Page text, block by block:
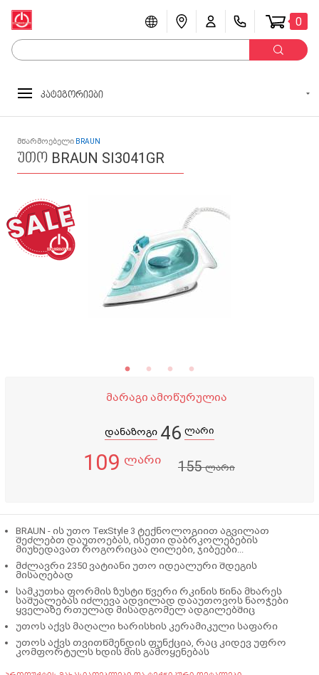
0
კატეგორიები
მწარმოებელი BRAUN
უთო BRAUN SI3041GR
მარაგი ამოწურულია
დანაზოგი 46 ლარი
109 ლარი 155ლარი
BRAUN - ის უთო TexStyle 3 ტექნოლოგიით აგვილათ
შეძლებთ დაუთოებას, ისეთი დაბრკოლებების
მიუხედავათ როგორიცაა ღილები, ჯიბეები...
მძლავრი 2350 ვატიანი უთო იდეალური შდეგის
მისაღებად
სამკუთხა ფორმის ზუსტი წვერი რკინის წინა მხარეს
საშუალებას იძლევა ადვილად დააუთოვოს ნაოჭები
ყველაზე რთულად მისადგომელ ადგილებშიც
უთოს აქვს მაღალი ხარისხის კერამიკული საფარი
უთოს აქვს თვითწმენდის ფუნქცია, რაც კიდევ უფრო
კომფორტულს ხდის მის გამოყენებას